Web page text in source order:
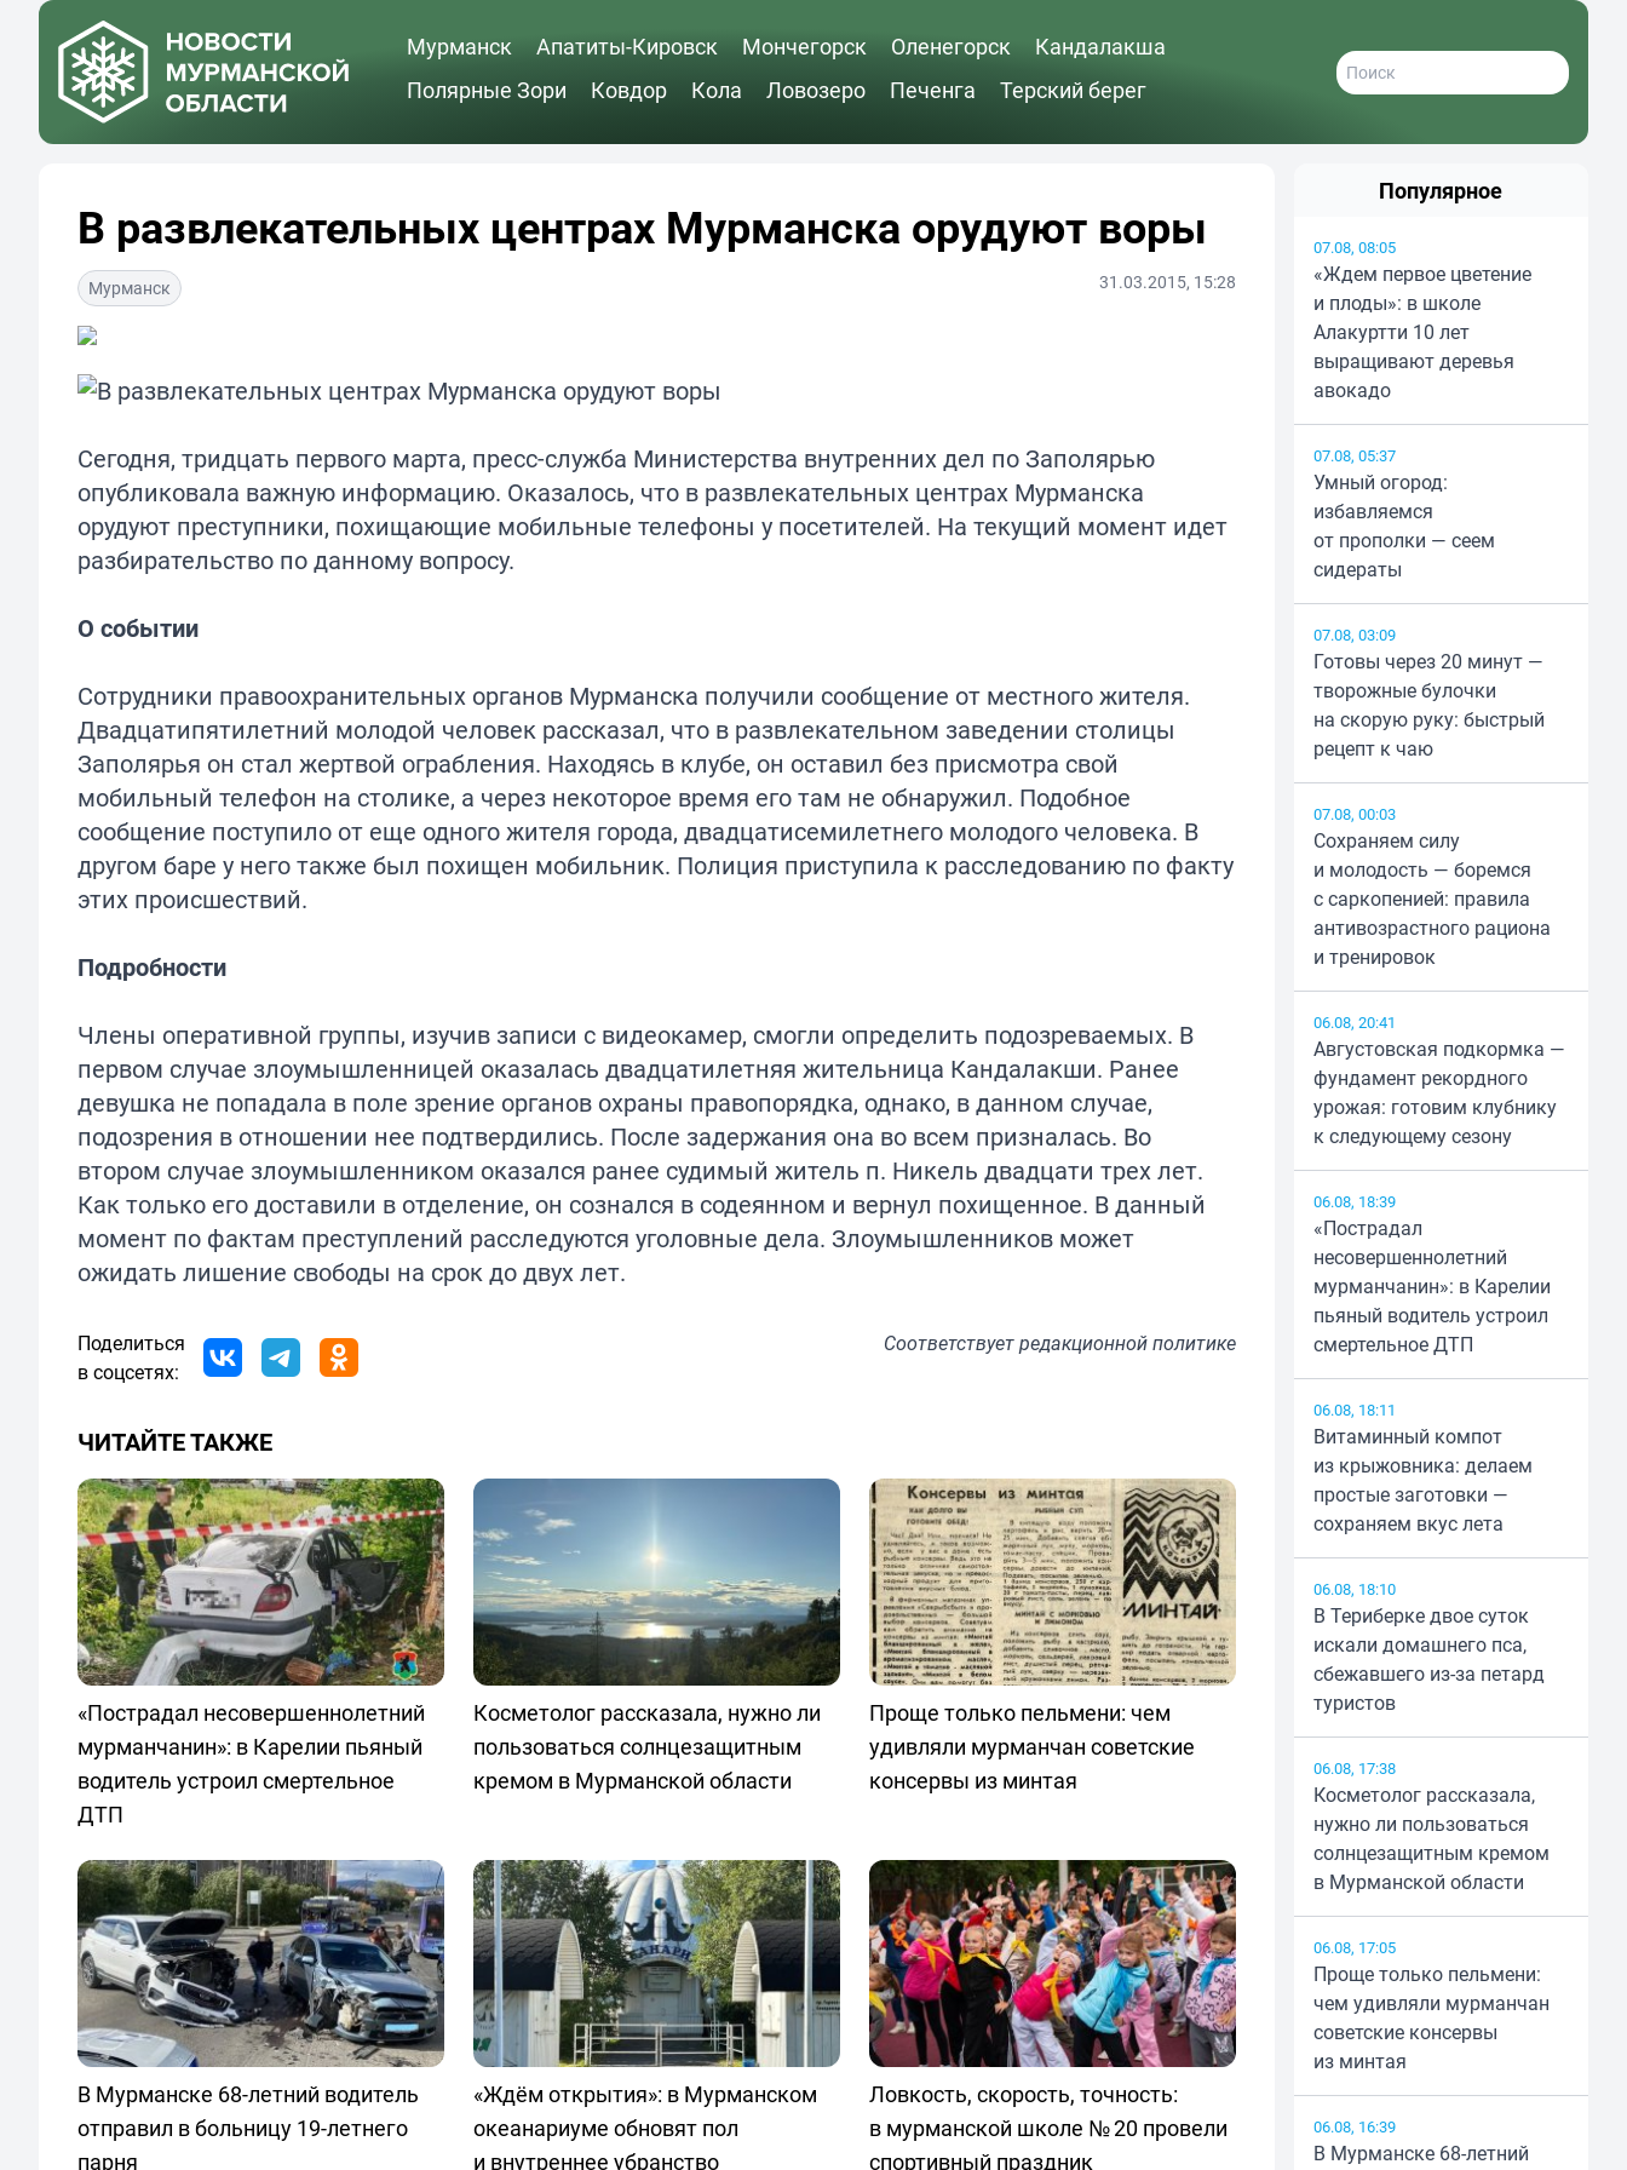
Мурманск Апатиты-Кировск Мончегорск Оленегорск
Кандалакша
Полярные Зори
Ковдор Кола Ловозеро Печенга Терский берег
В развлекательных центрах Мурманска орудуют воры
Мурманск 31.03.2015, 15:28
Сегодня, тридцать первого марта, пресс-служба Министерства внутренних дел по Заполярью
опубликовала важную информацию. Оказалось, что в развлекательных центрах Мурманска
орудуют преступники, похищающие мобильные телефоны у посетителей. На текущий момент идет
разбирательство по данному вопросу.
О событии
Сотрудники правоохранительных органов Мурманска получили сообщение от местного жителя.
Двадцатипятилетний молодой человек рассказал, что в развлекательном заведении столицы
Заполярья он стал жертвой ограбления. Находясь в клубе, он оставил без присмотра свой
мобильный телефон на столике, а через некоторое время его там не обнаружил. Подобное
сообщение поступило от еще одного жителя города, двадцатисемилетнего молодого человека. В
другом баре у него также был похищен мобильник. Полиция приступила к расследованию по факту
этих происшествий.
Подробности
Члены оперативной группы, изучив записи с видеокамер, смогли определить подозреваемых. В
первом случае злоумышленницей оказалась двадцатилетняя жительница Кандалакши. Ранее
девушка не попадала в поле зрение органов охраны правопорядка, однако, в данном случае,
подозрения в отношении нее подтвердились. После задержания она во всем призналась. Во
втором случае злоумышленником оказался ранее судимый житель п. Никель двадцати трех лет.
Как только его доставили в отделение, он сознался в содеянном и вернул похищенное. В данный
момент по фактам преступлений расследуются уголовные дела. Злоумышленников может
ожидать лишение свободы на срок до двух лет.
Поделиться
в соцсетях:
Соответствуетредакционной политике
ЧИТАЙТЕ ТАКЖЕ
«Пострадал несовершеннолетний
мурманчанин»: в Карелии пьяный
водитель устроил смертельное
ДТП
Косметолог рассказала, нужно ли
пользоваться солнцезащитным
кремом в Мурманской области
Проще только пельмени: чем
удивляли мурманчан советские
консервы из минтая
В Мурманске 68-летний водитель
отправил в больницу 19-летнего
парня
«Ждём открытия»: в Мурманском
океанариуме обновят пол
и внутреннее убранство
Ловкость, скорость, точность:
в мурманской школе № 20 провели
спортивный праздник
Популярное
07.08, 08:05
«Ждем первое цветение
и плоды»: в школе
Алакуртти 10 лет
выращивают деревья
авокадо
07.08, 05:37
Умный огород:
избавляемся
от прополки — сеем
сидераты
07.08, 03:09
Готовы через 20 минут —
творожные булочки
на скорую руку: быстрый
рецепт к чаю
07.08, 00:03
Сохраняем силу
и молодость — боремся
с саркопенией: правила
антивозрастного рациона
и тренировок
06.08, 20:41
Августовская подкормка —
фундамент рекордного
урожая: готовим клубнику
к следующему сезону
06.08, 18:39
«Пострадал
несовершеннолетний
мурманчанин»: в Карелии
пьяный водитель устроил
смертельное ДТП
06.08, 18:11
Витаминный компот
из крыжовника: делаем
простые заготовки —
сохраняем вкус лета
06.08, 18:10
В Териберке двое суток
искали домашнего пса,
сбежавшего из-за петард
туристов
06.08, 17:38
Косметолог рассказала,
нужно ли пользоваться
солнцезащитным кремом
в Мурманской области
06.08, 17:05
Проще только пельмени:
чем удивляли мурманчан
советские консервы
из минтая
06.08, 16:39
В Мурманске 68-летний